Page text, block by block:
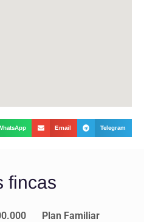
Email Telegram
fincas
Plan Familiar